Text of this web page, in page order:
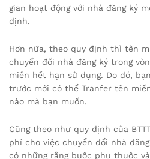
gian hoạt động với nhà đăng ký
định.
Hơn nữa, theo quy định thì tên
chuyển đổi nhà đăng ký trong
miền hết hạn sử dụng. Do đó,
trước mới có thể Tranfer tên
nào mà bạn muốn.
Cũng theo như quy định của
phí cho việc chuyển đổi nhà
có những rằng buộc phụ thuộc